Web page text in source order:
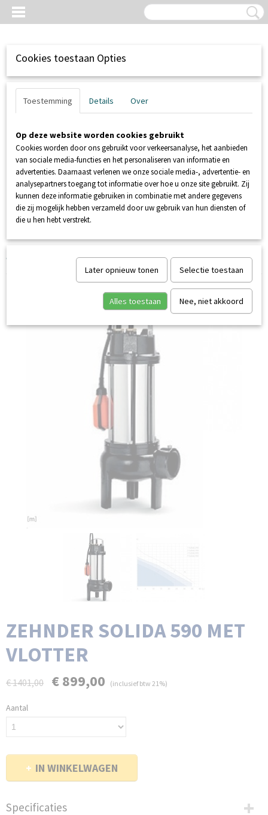
Inloggen Registreren
UW WINKELWAGEN
VLOTTER
ZEHNDER SOLIDA 590 MET
VLOTTER
€ 1401,00 € 899,00 (inclusief btw 21%)
Aantal
IN WINKELWAGEN
Specificaties
Cookies toestaan Opties
Toestemming Details Over
Op deze website worden cookies gebruikt
Cookies worden door ons gebruikt voor verkeersanalyse, het aanbieden
van sociale media-functies en het personaliseren van informatie en
advertenties. Daarnaast verlenen we onze sociale media-, advertentie- en
analysepartners toegang tot informatie over hoe u onze site gebruikt. Zij
kunnen deze informatie gebruiken in combinatie met andere gegevens
die zij mogelijk hebben verzameld door uw gebruik van hun diensten of
die u hen hebt verstrekt.
Later opnieuw tonen Selectie toestaan
Alles toestaan Nee, niet akkoord